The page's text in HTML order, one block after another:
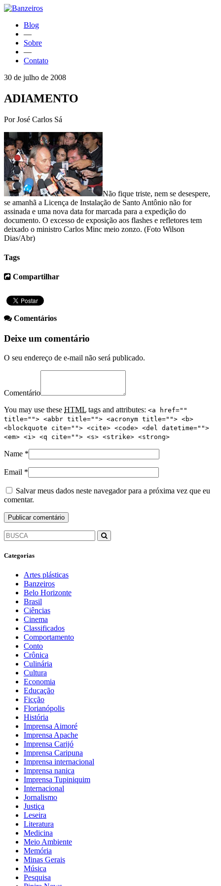
Blog
—
Sobre
—
Contato
30 de julho de 2008
ADIAMENTO
Por José Carlos Sá
Não fique triste, nem se desespere,
se amanhã a Licença de Instalação de Santo Antônio não for
assinada e uma nova data for marcada para a expedição do
documento. O excesso de exposição aos flashes e refletores tem
deixado o ministro Carlos Minc meio zonzo. (Foto Wilson
Dias/Abr)
Tags
Compartilhar
Comentários
Deixe um comentário
O seu endereço de e-mail não será publicado.
Comentário
You may use these HTML tags and attributes: <a href=""
title=""> <abbr title=""> <acronym title=""> <b>
<blockquote cite=""> <cite> <code> <del datetime="">
<em> <i> <q cite=""> <s> <strike> <strong>
Name *
Email *
Salvar meus dados neste navegador para a próxima vez que eu
comentar.
Categorias
Artes plásticas
Banzeiros
Belo Horizonte
Brasil
Ciências
Cinema
Classificados
Comportamento
Conto
Crônica
Culinária
Cultura
Economia
Educação
Ficção
Florianópolis
História
Imprensa Aimoré
Imprensa Apache
Imprensa Carijó
Imprensa Caripuna
Imprensa internacional
Imprensa nanica
Imprensa Tupiniquim
Internacional
Jornalismo
Justiça
Leseira
Literatura
Medicina
Meio Ambiente
Memória
Minas Gerais
Música
Pesquisa